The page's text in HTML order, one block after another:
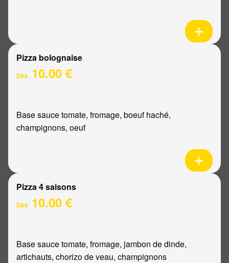
Pizza bolognaise
Dès 10.00 €
Base sauce tomate, fromage, boeuf haché,
champignons, oeuf
Pizza 4 saisons
Dès 10.00 €
Base sauce tomate, fromage, jambon de dinde,
artichauts, chorizo de veau, champignons